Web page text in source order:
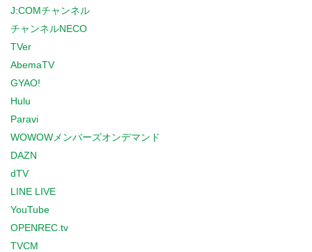
J:COMチャンネル
チャンネルNECO
TVer
AbemaTV
GYAO!
Hulu
Paravi
WOWOWメンバーズオンデマンド
DAZN
dTV
LINE LIVE
YouTube
OPENREC.tv
TVCM